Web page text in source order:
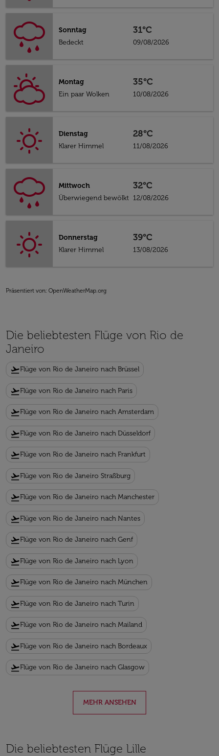
Sonntag
Bedeckt
31°C
09/08/2026
Montag
Ein paar Wolken
35°C
10/08/2026
Dienstag
Klarer Himmel
28°C
11/08/2026
Mittwoch
Überwiegend bewölkt
32°C
12/08/2026
Donnerstag
Klarer Himmel
39°C
13/08/2026
Präsentiert von: OpenWeatherMap.org
Die beliebtesten Flüge von Rio de
Janeiro
flight_takeoffFlüge von Rio de Janeiro nach Brüssel
flight_takeoffFlüge von Rio de Janeiro nach Paris
flight_takeoffFlüge von Rio de Janeiro nach Amsterdam
flight_takeoffFlüge von Rio de Janeiro nach Düsseldorf
flight_takeoffFlüge von Rio de Janeiro nach Frankfurt
flight_takeoffFlüge von Rio de Janeiro Straßburg
flight_takeoffFlüge von Rio de Janeiro nach Manchester
flight_takeoffFlüge von Rio de Janeiro nach Nantes
flight_takeoffFlüge von Rio de Janeiro nach Genf
flight_takeoffFlüge von Rio de Janeiro nach Lyon
flight_takeoffFlüge von Rio de Janeiro nach München
flight_takeoffFlüge von Rio de Janeiro nach Turin
flight_takeoffFlüge von Rio de Janeiro nach Mailand
flight_takeoffFlüge von Rio de Janeiro nach Bordeaux
flight_takeoffFlüge von Rio de Janeiro nach Glasgow
MEHR ANSEHEN
Die beliebtesten Flüge Lille